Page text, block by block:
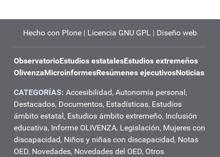
Hecho con Plone | Licencia GNU GPL | Diseño web
ObservatorioEstudios estatalesEstudios extremeños
OlivenzaMicroinformesResúmenes ejecutivosNoticias
CATEGORÍAS: Accesibilidad, Autonomía personal ,
Destacados, Documentos, Estadísticas, Estudios
ámbito estatal , Estudios ámbito extremeño, Inclusión
educativa, Informe OLIVENZA, Legislación, Mujeres con
discapacidad, Niños y niñas con discapacidad, Notas
OED, Novedades, Novedades del OED, Otros